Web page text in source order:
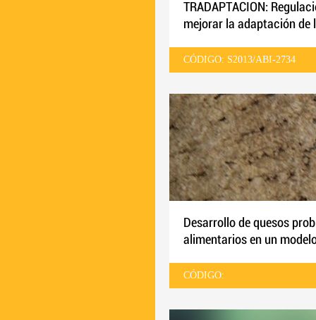
TRADAPTACION: Regulación traduccional y abordaje de su potencial biotecnológico para
mejorar la adaptación
CÓDIGO: S2013/ABI-2734
Desarrollo de quesos
alimentarios en un
CÓDIGO: